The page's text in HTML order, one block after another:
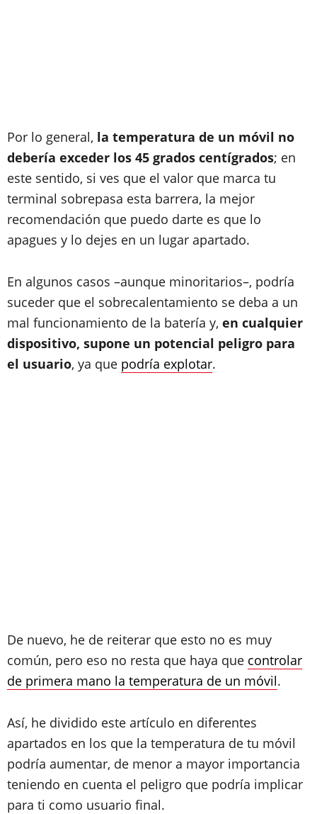
Por lo general, la temperatura de un móvil no
debería exceder los 45 grados centígrados; en
este sentido, si ves que el valor que marca tu
terminal sobrepasa esta barrera, la mejor
recomendación que puedo darte es que lo
apagues y lo dejes en un lugar apartado.
En algunos casos –aunque minoritarios–, podría
suceder que el sobrecalentamiento se deba a un
mal funcionamiento de la batería y, en cualquier
dispositivo, supone un potencial peligro para
el usuario, ya que podría explotar.
De nuevo, he de reiterar que esto no es muy
común, pero eso no resta que haya que controlar
de primera mano la temperatura de un móvil.
Así, he dividido este artículo en diferentes
apartados en los que la temperatura de tu móvil
podría aumentar, de menor a mayor importancia
teniendo en cuenta el peligro que podría implicar
para ti como usuario final.